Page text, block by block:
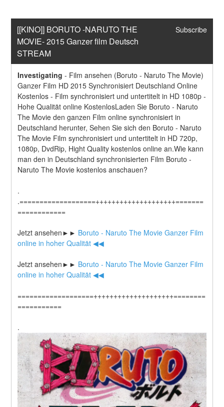
[[KINO]] BORUTO -NARUTO THE
MOVIE- 2015 Ganzer film Deutsch
STREAM
Subscribe
Investigating - Film ansehen (Boruto - Naruto The Movie)
Ganzer Film HD 2015 Synchronisiert Deutschland Online
Kostenlos - Film synchronisiert und untertitelt in HD 1080p -
Hohe Qualität online KostenlosLaden Sie Boruto - Naruto
The Movie den ganzen Film online synchronisiert in
Deutschland herunter, Sehen Sie sich den Boruto - Naruto
The Movie Film synchronisiert und untertitelt in HD 720p,
1080p, DvdRip, Hight Quality kostenlos online an.Wie kann
man den in Deutschland synchronisierten Film Boruto -
Naruto The Movie kostenlos anschauen?
.
.===================++++++++++++++++++++=======
============
Jetzt ansehen►► Boruto - Naruto The Movie Ganzer Film
online in hoher Qualität ◀◀
Jetzt ansehen►► Boruto - Naruto The Movie Ganzer Film
online in hoher Qualität ◀◀
===================++++++++++++++++++++========
===========
.